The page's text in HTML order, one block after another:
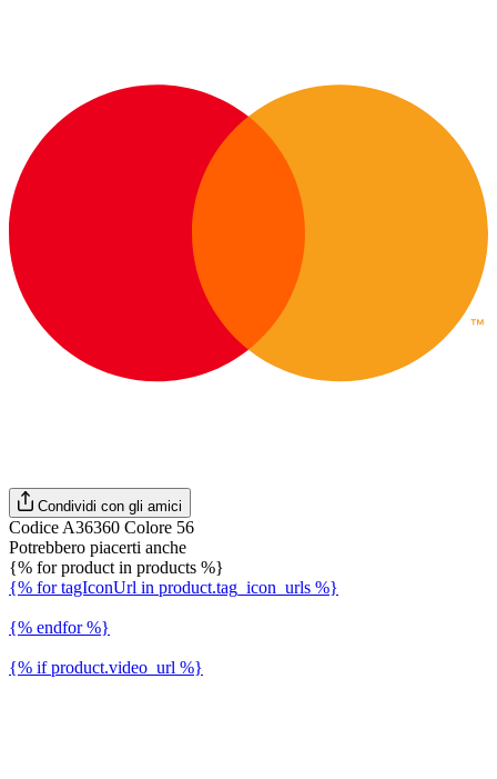
Condividi con gli amici
Codice A36360 Colore 56
Potrebbero piacerti anche
{% for product in products %}
{% for tagIconUrl in product.tag_icon_urls %}
{% endfor %}
{% if product.video_url %}